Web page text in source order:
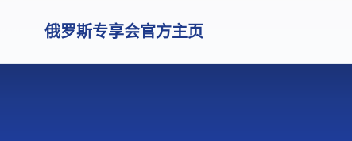
俄罗斯专享会官方主页